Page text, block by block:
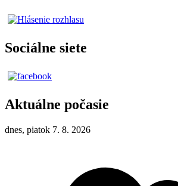
Sociálne siete
Aktuálne počasie
dnes, piatok 7. 8. 2026